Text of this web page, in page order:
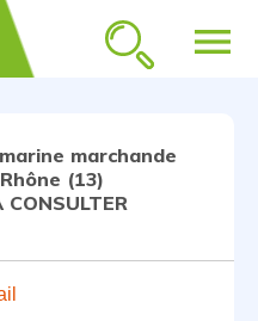
menu
marchande
(13)